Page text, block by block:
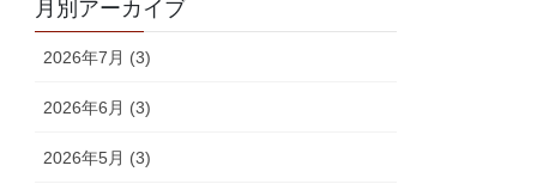
月別アーカイブ
2026年7月 (3)
2026年6月 (3)
2026年5月 (3)